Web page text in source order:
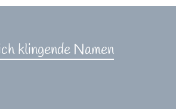
klingende Namen